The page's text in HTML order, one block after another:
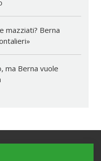
mazziati? Berna
ma Berna vuole